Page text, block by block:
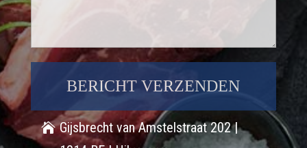
Gijsbrecht van Amstelstraat 202 |